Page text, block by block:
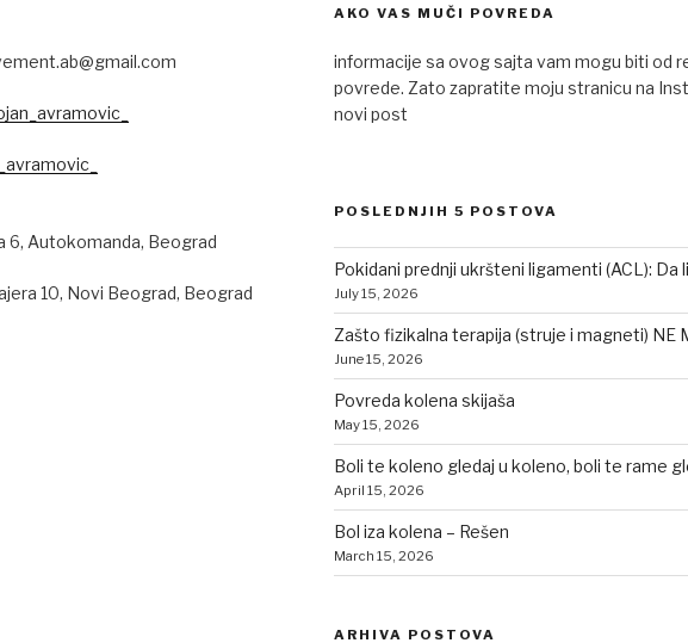
6, Autokomanda, Beograd
10, Novi Beograd, Beograd
AKO VAS MUČI POVREDA
informacije sa ovog sajta vam mogu biti od
povrede. Zato zapratite moju stranicu na
novi post
POSLEDNJIH 5 POSTOVA
Pokidani prednji ukršteni ligamenti (ACL): Da
July 15, 2026
Zašto fizikalna terapija (struje i magneti) NE
June 15, 2026
Povreda kolena skijaša
May 15, 2026
Boli te koleno gledaj u koleno, boli te rame
April 15, 2026
Bol iza kolena – Rešen
March 15, 2026
ARHIVA POSTOVA